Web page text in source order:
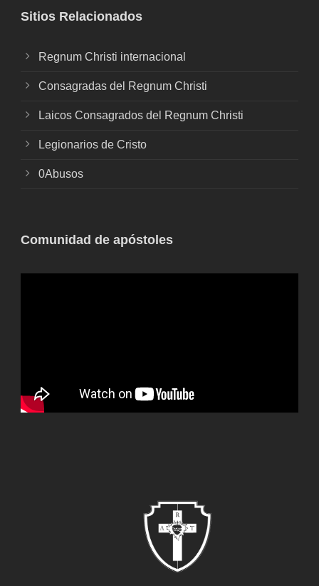
Sitios Relacionados
Regnum Christi internacional
Consagradas del Regnum Christi
Laicos Consagrados del Regnum Christi
Legionarios de Cristo
0Abusos
Comunidad de apóstoles